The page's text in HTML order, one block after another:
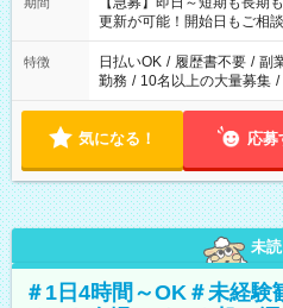
更新が可能！開始日もご相
特徴 日払いOK / 履歴書不要 / 副
勤務 / 10名以上の大量募集 /
気になる！ 応募
未読
＃1日4時間～OK＃未経験